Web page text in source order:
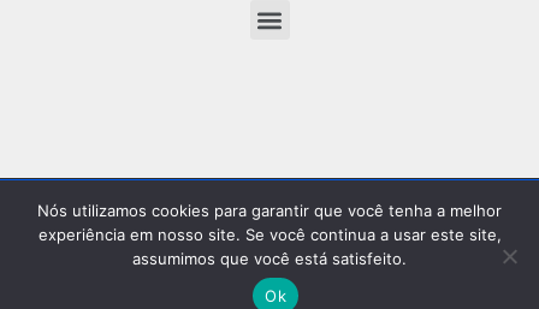
© 2026 Portal Penedo - Rio de Janeiro. Direitos Reservados.
Nós utilizamos cookies para garantir que você tenha a melhor
experiência em nosso site. Se você continua a usar este site,
assumimos que você está satisfeito.
Ok